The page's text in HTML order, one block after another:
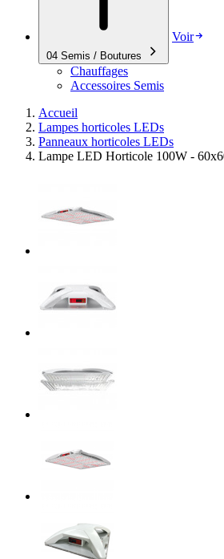
04 Semis / Boutures
Voir
Chauffages
Accessoires Semis
Accueil
Lampes horticoles LEDs
Panneaux horticoles LEDs
Lampe LED Horticole 100W -